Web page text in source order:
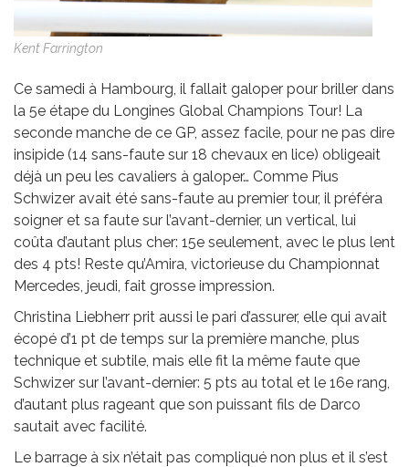
Kent Farrington
Ce samedi à Hambourg, il fallait galoper pour briller dans
la 5e étape du Longines Global Champions Tour! La
seconde manche de ce GP, assez facile, pour ne pas dire
insipide (14 sans-faute sur 18 chevaux en lice) obligeait
déjà un peu les cavaliers à galoper… Comme Pius
Schwizer avait été sans-faute au premier tour, il préféra
soigner et sa faute sur l’avant-dernier, un vertical, lui
coûta d’autant plus cher: 15e seulement, avec le plus lent
des 4 pts! Reste qu’Amira, victorieuse du Championnat
Mercedes, jeudi, fait grosse impression.
Christina Liebherr prit aussi le pari d’assurer, elle qui avait
écopé d’1 pt de temps sur la première manche, plus
technique et subtile, mais elle fit la même faute que
Schwizer sur l’avant-dernier: 5 pts au total et le 16e rang,
d’autant plus rageant que son puissant fils de Darco
sautait avec facilité.
Le barrage à six n’était pas compliqué non plus et il s’est